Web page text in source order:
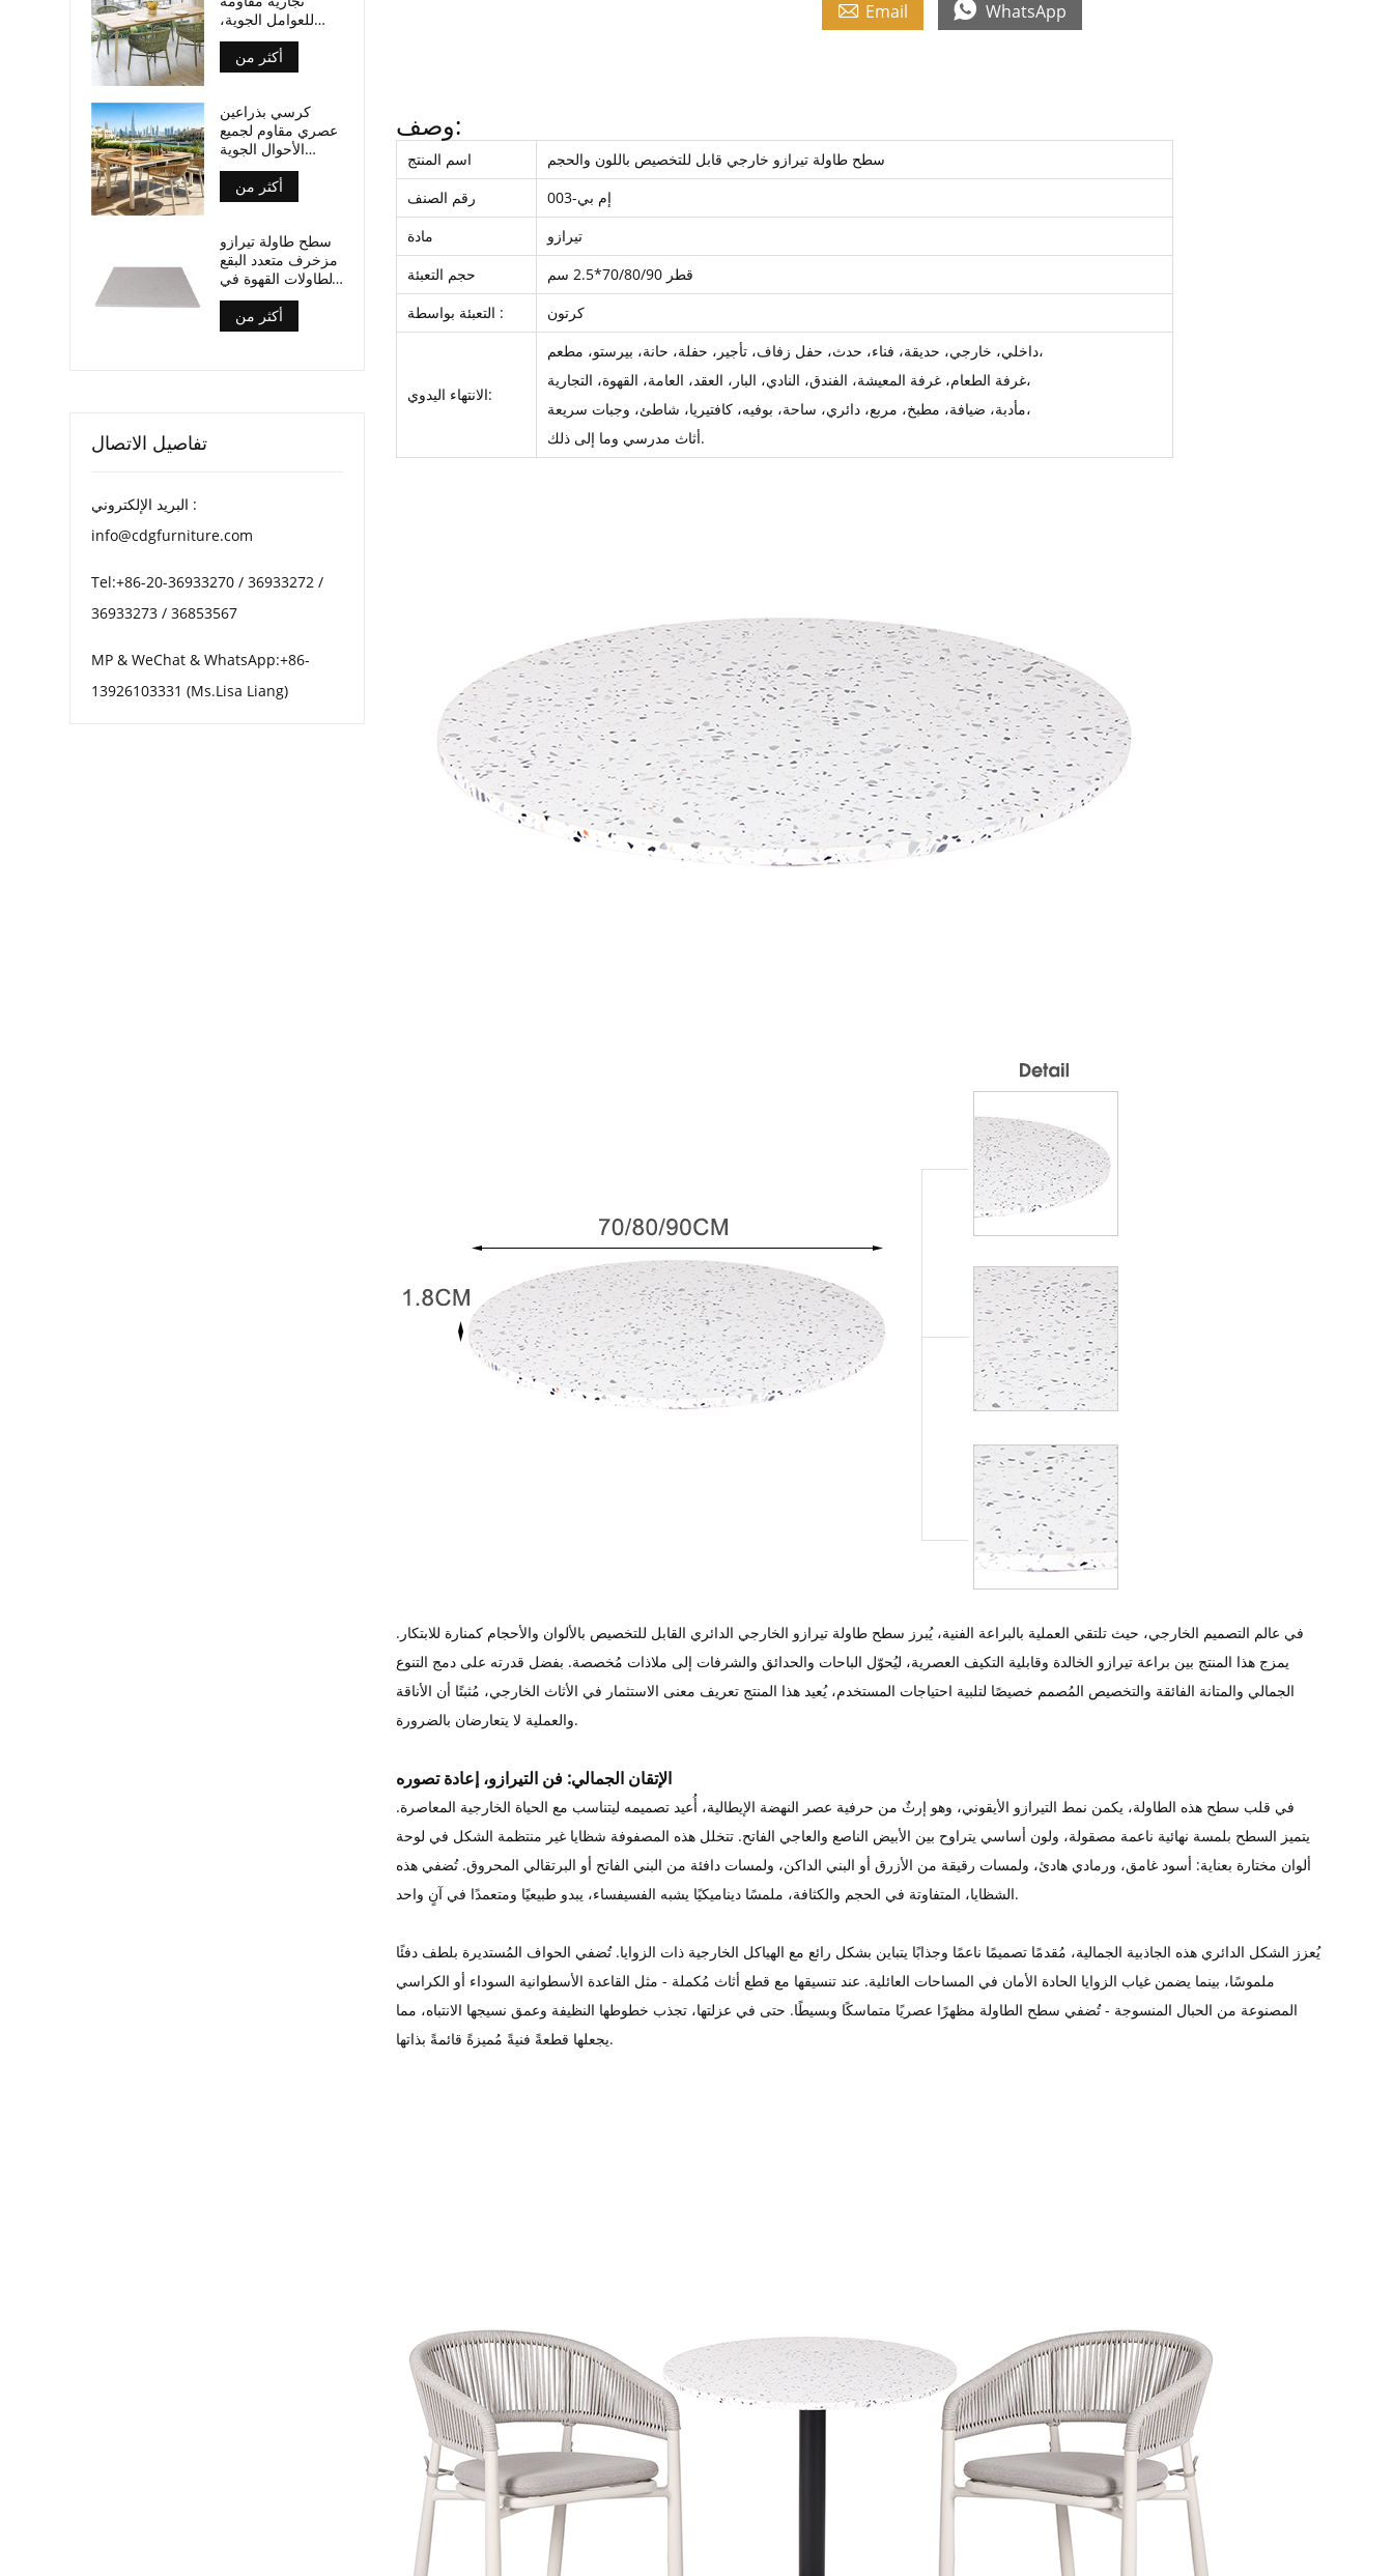
 Email  WhatsApp
وصف:
اسم المنتج
رقم الصنف
إم بي-003
مادة
تيرازو
حجم التعبئة
قطر 70/80/90*2.5 سم
التعبئة بواسطة :
كرتون
الانتهاء اليدوي:
داخلي، خارجي، حديقة، فناء، حدث، حفل زفاف، تأجير، حفلة، حانة، بيرستو، مطعم،
غرفة الطعام، غرفة المعيشة، الفندق، النادي، البار، العقد، العامة، القهوة، التجارية،
مأدبة، ضيافة، مطبخ، مربع، دائري، ساحة، بوفيه، كافتيريا، شاطئ، وجبات سريعة،
أثاث مدرسي وما إلى ذلك.
في عالم التصميم الخارجي، حيث تلتقي العملية بالبراعة الفنية، يُبرز سطح طاولة تيرازو الخارجي الدائري القابل للتخصيص بالألوان والأحجام كمنارة للابتكار.
يمزج هذا المنتج بين براعة تيرازو الخالدة وقابلية التكيف العصرية، ليُحوّل الباحات والحدائق والشرفات إلى ملاذات مُخصصة. بفضل قدرته على دمج التنوع
الجمالي والمتانة الفائقة والتخصيص المُصمم خصيصًا لتلبية احتياجات المستخدم، يُعيد هذا المنتج تعريف معنى الاستثمار في الأثاث الخارجي، مُثبتًا أن الأناقة
والعملية لا يتعارضان بالضرورة.
الإتقان الجمالي: فن التيرازو، إعادة تصوره
في قلب سطح هذه الطاولة، يكمن نمط التيرازو الأيقوني، وهو إرثٌ من حرفية عصر النهضة الإيطالية، أُعيد تصميمه ليتناسب مع الحياة الخارجية المعاصرة.
يتميز السطح بلمسة نهائية ناعمة مصقولة، ولون أساسي يتراوح بين الأبيض الناصع والعاجي الفاتح. تتخلل هذه المصفوفة شظايا غير منتظمة الشكل في لوحة
ألوان مختارة بعناية: أسود غامق، ورمادي هادئ، ولمسات رقيقة من الأزرق أو البني الداكن، ولمسات دافئة من البني الفاتح أو البرتقالي المحروق. تُضفي هذه
الشظايا، المتفاوتة في الحجم والكثافة، ملمسًا ديناميكيًا يشبه الفسيفساء، يبدو طبيعيًا ومتعمدًا في آنٍ واحد.
يُعزز الشكل الدائري هذه الجاذبية الجمالية، مُقدمًا تصميمًا ناعمًا وجذابًا يتباين بشكل رائع مع الهياكل الخارجية ذات الزوايا. تُضفي الحواف المُستديرة بلطف دفئًا
ملموسًا، بينما يضمن غياب الزوايا الحادة الأمان في المساحات العائلية. عند تنسيقها مع قطع أثاث مُكملة - مثل القاعدة الأسطوانية السوداء أو الكراسي
المصنوعة من الحبال المنسوجة - تُضفي سطح الطاولة مظهرًا عصريًا متماسكًا وبسيطًا. حتى في عزلتها، تجذب خطوطها النظيفة وعمق نسيجها الانتباه، مما
يجعلها قطعةً فنيةً مُميزةً قائمةً بذاتها.
للعوامل الجوية،
سطح من الخشب
الرقائقي، أرجل من
الألومنيوم
أكثر من
كرسي بذراعين
عصري مقاوم لجميع
الأحوال الجوية
مصنوع من حبال
منسوجة، مناسب
لأماكن تناول الطعام
أكثر من
سطح طاولة تيرازو
مزخرف متعدد البقع
لطاولات القهوة في
الفناء
أكثر من
تفاصيل الاتصال
البريد الإلكتروني :
info@cdgfurniture.com
Tel:+86-20-36933270 / 36933272 /
36933273 / 36853567
MP & WeChat & WhatsApp:+86-
13926103331 (Ms.Lisa Liang)